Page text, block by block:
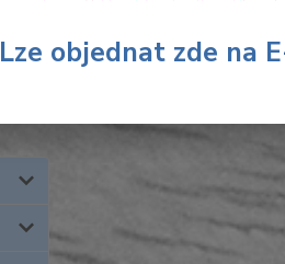
Lze objednat zde na